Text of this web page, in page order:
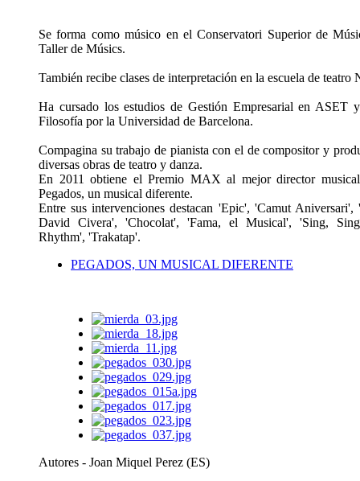
Se forma como músico en el Conservatori Superior de
Taller de Músics.
También recibe clases de interpretación en la escuela de teatro
Ha cursado los estudios de Gestión Empresarial en ASET
Filosofía por la Universidad de Barcelona.
Compagina su trabajo de pianista con el de compositor y
diversas obras de teatro y danza.
En 2011 obtiene el Premio MAX al mejor director
Pegados, un musical diferente.
Entre sus intervenciones destacan 'Epic', 'Camut Aniversari',
David Civera', 'Chocolat', 'Fama, el Musical', 'Sing,
Rhythm', 'Trakatap'.
PEGADOS, UN MUSICAL DIFERENTE
Autores - Joan Miquel Perez (ES)